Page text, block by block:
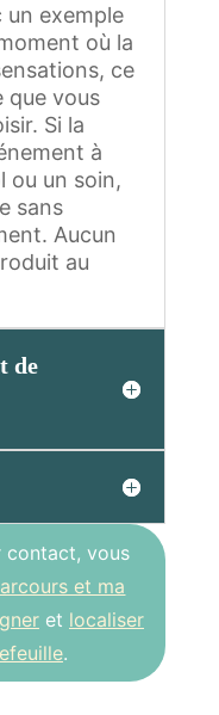
un exemple
où la
ce
que vous
Si la
à
ou un soin,
sans
Aucun
au
de
contact, vous
et ma
et localiser
.